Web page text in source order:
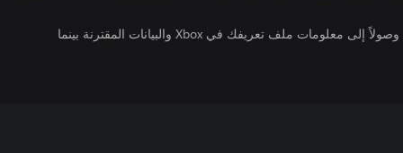
يتلقى ناشرو الألعاب التي تقوم بتشغيلها وصولاً إلى معلومات ملف تعريفك في Xbox والبيانات المقترنة بينما